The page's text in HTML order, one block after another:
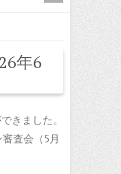
年6
きました。
査会（5月